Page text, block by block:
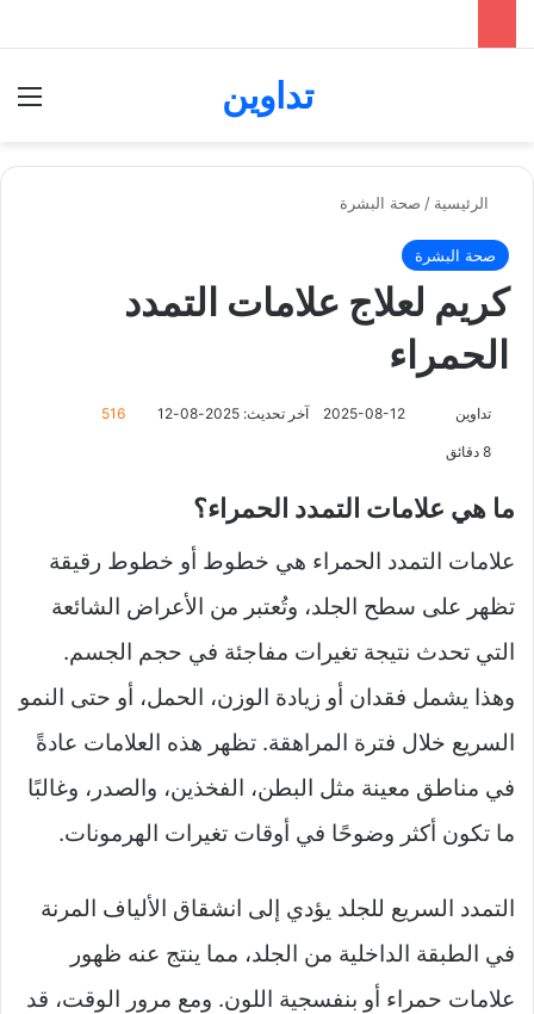
تداوين
الرئيسية / صحة البشرة
صحة البشرة
كريم لعلاج علامات التمدد
الحمراء
تداوين
ع
ل
X
2025-08-12 آخر تحديث: 2025-08-12 516
ما هي علامات التمدد الحمراء؟
علامات التمدد الحمراء هي خطوط أو خطوط رقيقة
تظهر على سطح الجلد، وتُعتبر من الأعراض الشائعة
التي تحدث نتيجة تغيرات مفاجئة في حجم الجسم.
وهذا يشمل فقدان أو زيادة الوزن، الحمل، أو حتى النمو
السريع خلال فترة المراهقة. تظهر هذه العلامات عادةً
في مناطق معينة مثل البطن، الفخذين، والصدر، وغالبًا
ما تكون أكثر وضوحًا في أوقات تغيرات الهرمونات.
التمدد السريع للجلد يؤدي إلى انشقاق الألياف المرنة
في الطبقة الداخلية من الجلد، مما ينتج عنه ظهور
علامات حمراء أو بنفسجية اللون. ومع مرور الوقت، قد